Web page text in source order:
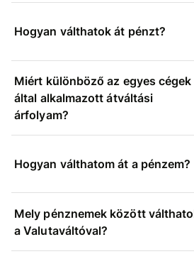
Hogyan válthatok át pénzt?
Miért különböző az egyes cégek
által alkalmazott átváltási
árfolyam?
Hogyan válthatom át a pénzem?
Mely pénznemek között
a Valutaváltóval?